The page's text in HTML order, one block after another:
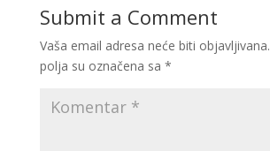
Submit a Comment
Vaša email adresa neće biti objavljivana.
polja su označena sa *